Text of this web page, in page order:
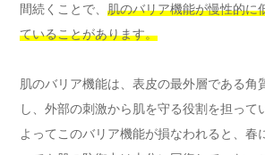
間続くことで、 肌のバリア機能が慢性的に
ていることがあります。
肌のバリア機能は、表皮の最外層である角
し、外部の刺激から肌を守る役割を担って
よってこのバリア機能が損なわれると、春